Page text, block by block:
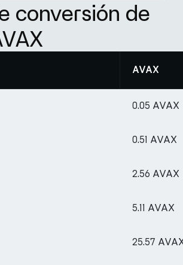
conversión de
AVAX
0.05 AVAX
0.51 AVAX
2.56 AVAX
5.11 AVAX
25.57